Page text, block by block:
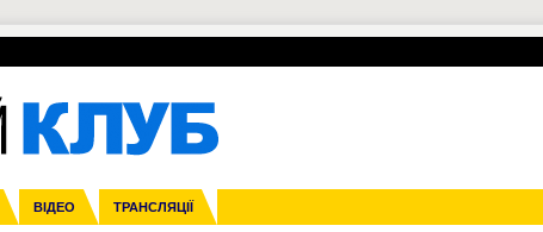
ВІДЕО ТРАНСЛЯЦІЇ
ліга Кубок України Молодіжка
Ліга націй Ліга конференцій
ЧЄ-2015 (U-21)
УПЛ-ПЕРЕХОДИ